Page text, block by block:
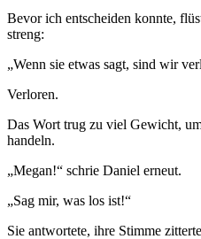
Bevor ich entscheiden konnte,
streng:
„Wenn sie etwas sagt, sind wir
Verloren.
Das Wort trug zu viel Gewicht,
handeln.
„Megan!“ schrie Daniel erneut.
„Sag mir, was los ist!“
Sie antwortete, ihre Stimme